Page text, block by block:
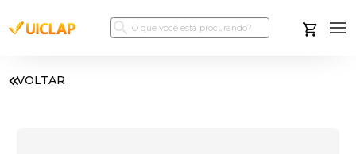
VOLTAR